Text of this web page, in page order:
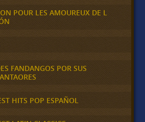
POUR LES AMOUREUX DE L
FANDANGOS POR SUS
HITS POP ESPAÑOL